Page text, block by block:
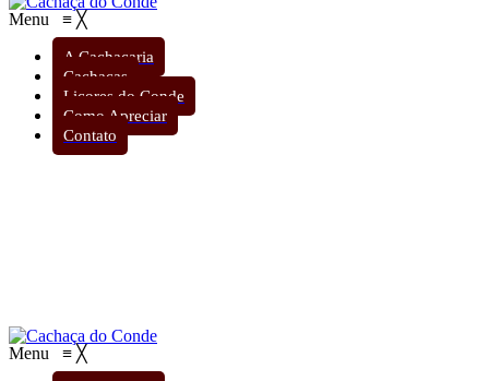
Menu ≡ ╳
A Cachaçaria
Cachaças
Licores do Conde
Como Apreciar
Contato
Menu ≡ ╳